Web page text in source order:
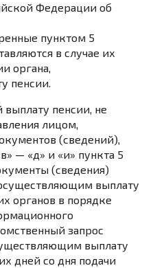
Федерации об
пунктом 5
в случае их
органа,
пенсии.
пенсии, не
лицом,
(сведений),
— «д» и «и» пункта 5
(сведения)
выплату
органов в порядке
запрос
выплату
дней со дня подачи